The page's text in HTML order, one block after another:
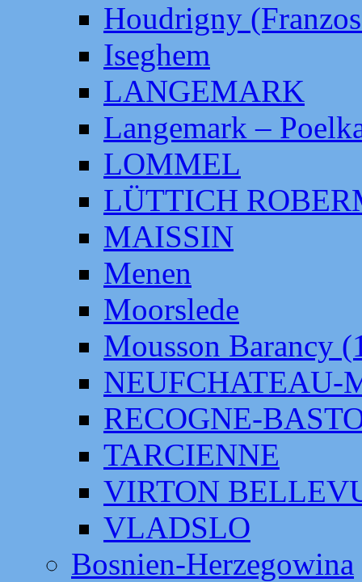
Houdrigny
Iseghem
LANGEMARK
Langemark –
LOMMEL
LÜTTICH
MAISSIN
Menen
Moorslede
Mousson Barancy
NEUFCHATEAU-
RECOGNE-
TARCIENNE
VIRTON
VLADSLO
Bosnien-Herzegowina